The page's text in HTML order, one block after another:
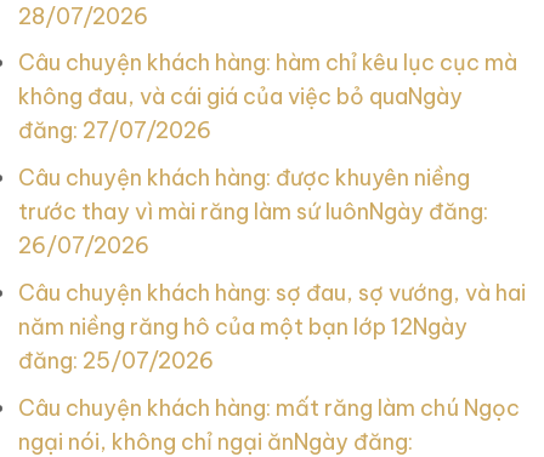
28/07/2026
Câu chuyện khách hàng: hàm chỉ kêu lục cục mà
không đau, và cái giá của việc bỏ quaNgày
đăng: 27/07/2026
Câu chuyện khách hàng: được khuyên niềng
trước thay vì mài răng làm sứ luônNgày đăng:
26/07/2026
Câu chuyện khách hàng: sợ đau, sợ vướng, và hai
năm niềng răng hô của một bạn lớp 12Ngày
đăng: 25/07/2026
Câu chuyện khách hàng: mất răng làm chú Ngọc
ngại nói, không chỉ ngại ănNgày đăng: